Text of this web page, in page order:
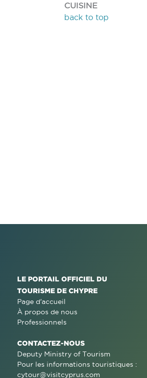
CUISINE
back to top
LE PORTAIL OFFICIEL DU
TOURISME DE CHYPRE
Page d'accueil
À propos de nous
Professionnels
CONTACTEZ-NOUS
Deputy Ministry of Tourism
Pour les informations touristiques :
cytour@visitcyprus.com